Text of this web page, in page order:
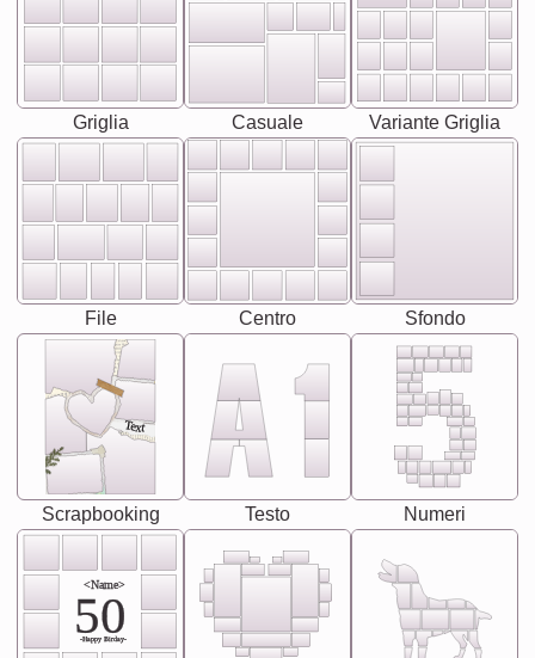
Griglia Casuale Variante Griglia
File Centro Sfondo
Text
Scrapbooking Testo Numeri
<Name>
50
-Happy Birday-